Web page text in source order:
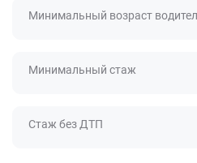
Минимальный возраст
Минимальный стаж
Стаж без ДТП